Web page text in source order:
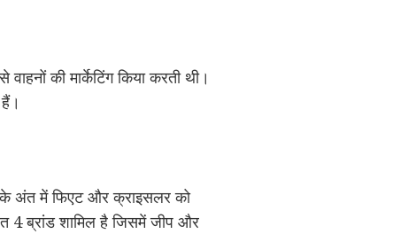
की मार्केटिंग किया करती थी।
के अंत में फिएट और क्राइसलर को
4 ब्रांड शामिल है जिसमें जीप और